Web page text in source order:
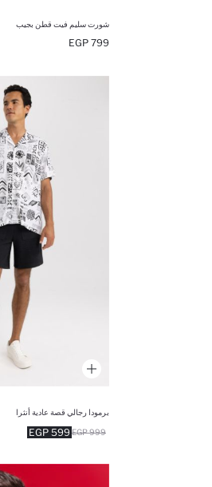
شورت سليم فيت قطن بجيب
799 EGP
برمودا رجالي قصة عادية أنثرا
599 EGP 999 EGP